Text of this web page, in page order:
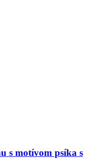
s motívom psíka s